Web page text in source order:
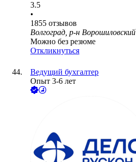
3.5
•
1855 отзывов
Волгоград, р-н Ворошиловский
Можно без резюме
Откликнуться
Ведущий бухгалтер
Опыт 3-6 лет